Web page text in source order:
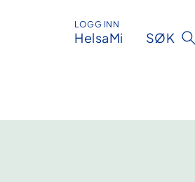
LOGG INN
HelsaMi SØK